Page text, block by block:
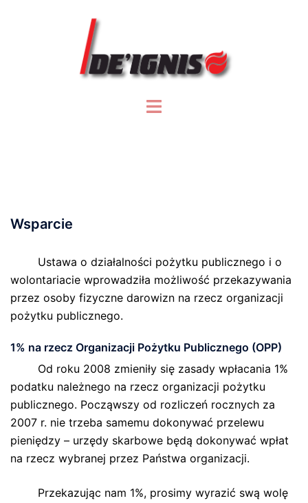
Przełącz
Wsparcie
Ustawa o działalności pożytku publicznego i o
wolontariacie wprowadziła możliwość przekazywania
przez osoby fizyczne darowizn na rzecz organizacji
pożytku publicznego.
1% na rzecz Organizacji Pożytku Publicznego (OPP)
Od roku 2008 zmieniły się zasady wpłacania 1%
podatku należnego na rzecz organizacji pożytku
publicznego. Począwszy od rozliczeń rocznych za
2007 r. nie trzeba samemu dokonywać przelewu
pieniędzy – urzędy skarbowe będą dokonywać wpłat
na rzecz wybranej przez Państwa organizacji.
Przekazując nam 1%, prosimy wyrazić swą wolę